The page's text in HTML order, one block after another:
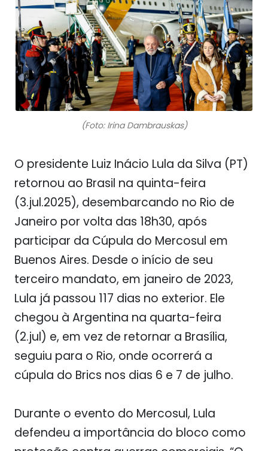
(Foto: Irina Dambrauskas)
O presidente Luiz Inácio Lula da Silva (PT)
retornou ao Brasil na quinta-feira
(3.jul.2025), desembarcando no Rio de
Janeiro por volta das 18h30, após
participar da Cúpula do Mercosul em
Buenos Aires. Desde o início de seu
terceiro mandato, em janeiro de 2023,
Lula já passou 117 dias no exterior. Ele
chegou à Argentina na quarta-feira
(2.jul) e, em vez de retornar a Brasília,
seguiu para o Rio, onde ocorrerá a
cúpula do Brics nos dias 6 e 7 de julho.
Durante o evento do Mercosul, Lula
defendeu a importância do bloco como